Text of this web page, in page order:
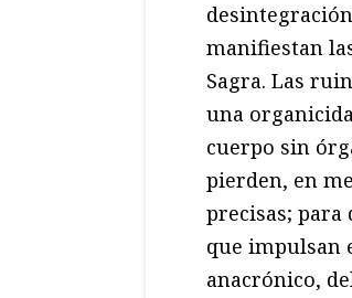
manifiestan
Sagra. Las
una
cuerpo sin
pierden, en
precisas; para
que impulsan
anacrónico,